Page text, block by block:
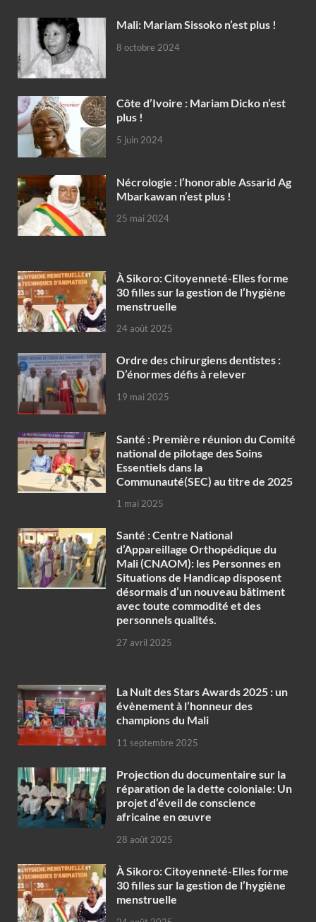
Mali: Mariam Sissoko n’est plus !
8 octobre 2024
Côte d’Ivoire : Mariam Dicko n’est
plus !
5 juin 2024
Nécrologie : l’honorable Assarid Ag
Mbarkawan n’est plus !
25 mai 2024
À Sikoro: Citoyenneté-Elles forme
30 filles sur la gestion de l’hygiène
menstruelle
24 août 2025
Ordre des chirurgiens dentistes :
D’énormes défis à relever
19 mai 2025
Santé : Première réunion du Comité
national de pilotage des Soins
Essentiels dans la
Communauté(SEC) au titre de 2025
1 mai 2025
Santé : Centre National
d’Appareillage Orthopédique du
Mali (CNAOM): les Personnes en
Situations de Handicap disposent
désormais d’un nouveau bâtiment
avec toute commodité et des
personnels qualités.
27 avril 2025
‎La Nuit des Stars Awards 2025 : un
évènement à l’honneur des
champions du Mali
11 septembre 2025
Projection du documentaire sur la
réparation de la dette coloniale: Un
projet d’éveil de conscience
africaine en œuvre‎
28 août 2025
À Sikoro: Citoyenneté-Elles forme
30 filles sur la gestion de l’hygiène
menstruelle